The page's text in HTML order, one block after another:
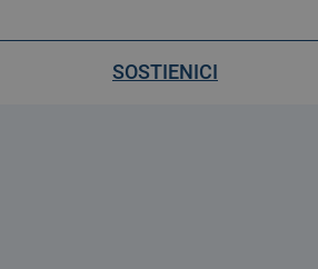
SOSTIENICI